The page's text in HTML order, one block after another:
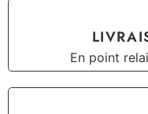
En point